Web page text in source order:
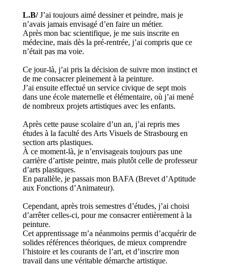
L.B/J’ai toujours aimé dessiner et peindre, mais je
n’avais jamais envisagé d’en faire un métier.
Après mon bac scientifique, je me suis inscrite en
médecine, mais dès la pré-rentrée, j’ai compris que ce
n’était pas ma voie.
Ce jour-là, j’ai pris la décision de suivre mon instinct et
de me consacrer pleinement à la peinture.
J’ai ensuite effectué un service civique de sept mois
dans une école maternelle et élémentaire, où j’ai mené
de nombreux projets artistiques avec les enfants.
Après cette pause scolaire d’un an, j’ai repris mes
études à la faculté des Arts Visuels de Strasbourg en
section arts plastiques.
À ce moment-là, je n’envisageais toujours pas une
carrière d’artiste peintre, mais plutôt celle de professeur
d’arts plastiques.
En parallèle, je passais mon BAFA (Brevet d’Aptitude
aux Fonctions d’Animateur).
Cependant, après trois semestres d’études, j’ai choisi
d’arrêter celles-ci, pour me consacrer entièrement à la
peinture.
Cet apprentissage m’a néanmoins permis d’acquérir de
solides références théoriques, de mieux comprendre
l’histoire et les courants de l’art, et d’inscrire mon
travail dans une véritable démarche artistique.